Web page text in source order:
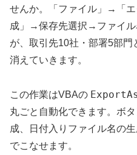
せんか。「ファイル」→「
成」→保存先選択→ファイル
が、取引先10社・部署5部
消えていきます。
この作業はVBAの
丸ごと自動化できます。ボ
成、日付入りファイル名の
でこなせます。